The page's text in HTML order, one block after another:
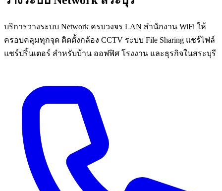
บริการวางระบบ Network ครบวงจร LAN สำนักงาน WiFi ให้
ครอบคลุมทุกจุด ติดตั้งกล้อง CCTV ระบบ File Sharing แชร์ไฟล์
แชร์ปริ้นเตอร์ สำหรับบ้าน ออฟฟิศ โรงงาน และธุรกิจในสระบุรี